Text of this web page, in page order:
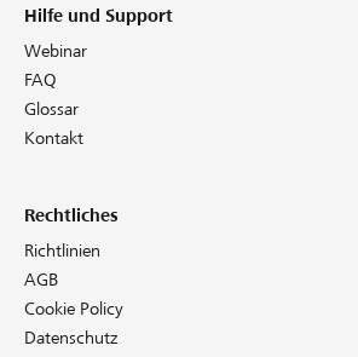
Hilfe und Support
Webinar
FAQ
Glossar
Kontakt
Rechtliches
Richtlinien
AGB
Cookie Policy
Datenschutz